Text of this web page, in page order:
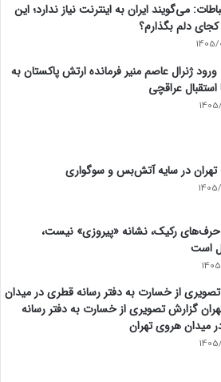
می‌گویند ایران به اینترنت نیاز ندارد؛ این
دلم بگذارم؟
ورود ژنرال عاصم منیر فرمانده ارتش پاکستان به
استقبال عراقچی
تهران در سایه آتش‌بس و سوگواری
رکیک، نشانه «پیروزی» نیست،
است
از خسارت به دفتر رسانه قطری در میدان
گزارش تصویری از خسارت به دفتر رسانه
میدان هروی تهران